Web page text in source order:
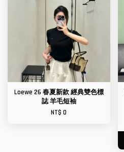
Loewe 26 春夏新款 經典雙色標
誌 羊毛短袖
NT$ 0